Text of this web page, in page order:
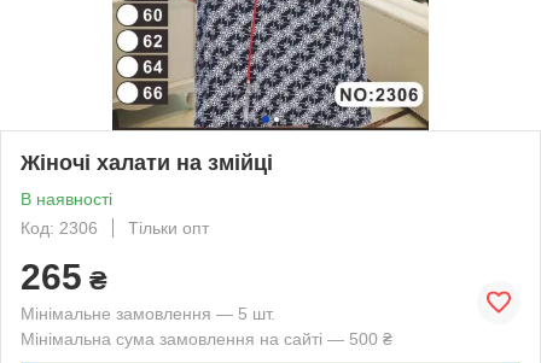
Жіночі халати на змійці
В наявності
Код: 2306
Тільки опт
265 ₴
Мінімальне замовлення — 5 шт.
Мінімальна сума замовлення на сайті — 500 ₴